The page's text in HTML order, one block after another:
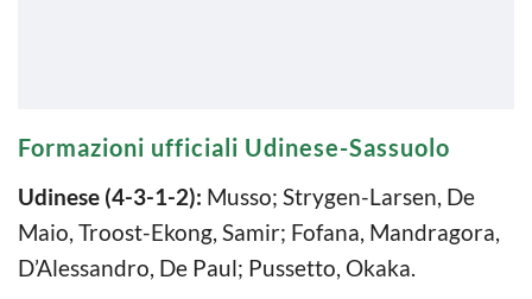
Formazioni ufficiali Udinese-Sassuolo
Udinese (4-3-1-2): Musso; Strygen-Larsen, De
Maio, Troost-Ekong, Samir; Fofana, Mandragora,
D’Alessandro, De Paul; Pussetto, Okaka.